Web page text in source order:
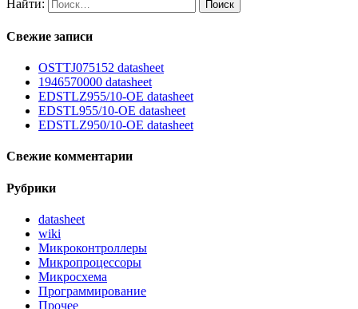
Найти:
Свежие записи
OSTTJ075152 datasheet
1946570000 datasheet
EDSTLZ955/10-OE datasheet
EDSTL955/10-OE datasheet
EDSTLZ950/10-OE datasheet
Свежие комментарии
Рубрики
datasheet
wiki
Микроконтроллеры
Микропроцессоры
Микросхема
Программирование
Прочее